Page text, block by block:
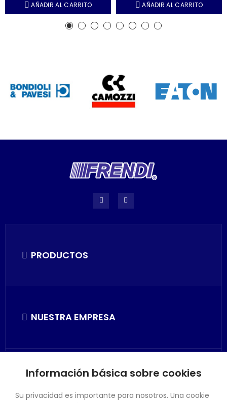
AÑADIR AL CARRITO AÑADIR AL CARRITO
PRODUCTOS
NUESTRA EMPRESA
SU CUENTA
Información básica sobre cookies
Su privacidad es importante para nosotros. Una cookie